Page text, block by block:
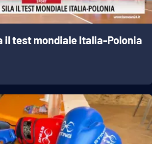
il test mondiale Italia-Polonia